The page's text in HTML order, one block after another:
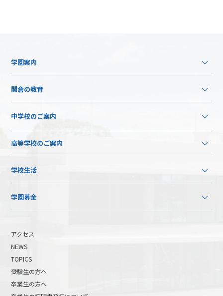
学園案内
関倉の教育
中学校のご案内
高等学校のご案内
学校生活
学園募金
アクセス
NEWS
TOPICS
受験生の方へ
卒業生の方へ